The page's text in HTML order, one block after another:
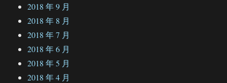
2018 年 9 月
2018 年 8 月
2018 年 7 月
2018 年 6 月
2018 年 5 月
2018 年 4 月